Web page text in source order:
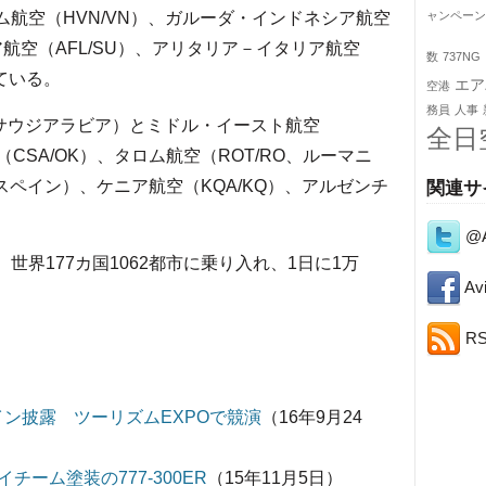
ャンペーン
数 737NG
空港 エ
務員 人事
全日
関連
航空（HVN/VN）、ガルーダ・インドネシア航空
空（AFL/SU）、アリタリア－イタリア航空
る。
ジアラビア）とミドル・イースト航空
CSA/OK）、タロム航空（ROT/RO、ルーマニ
イン）、ケニア航空（KQA/KQ）、アルゼンチ
界177カ国1062都市に乗り入れ、1日に1万
ン披露 ツーリズムEXPOで競演 （16年9月24
チーム塗装の777-300ER （15年11月5日）